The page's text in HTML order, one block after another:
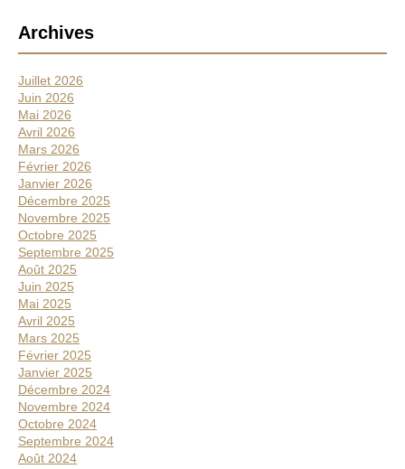
Archives
Juillet 2026
Juin 2026
Mai 2026
Avril 2026
Mars 2026
Février 2026
Janvier 2026
Décembre 2025
Novembre 2025
Octobre 2025
Septembre 2025
Août 2025
Juin 2025
Mai 2025
Avril 2025
Mars 2025
Février 2025
Janvier 2025
Décembre 2024
Novembre 2024
Octobre 2024
Septembre 2024
Août 2024